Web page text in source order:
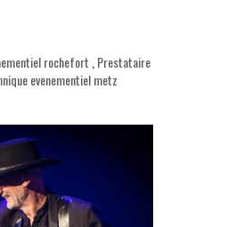
rochefort Prestataire
evenementiel metz